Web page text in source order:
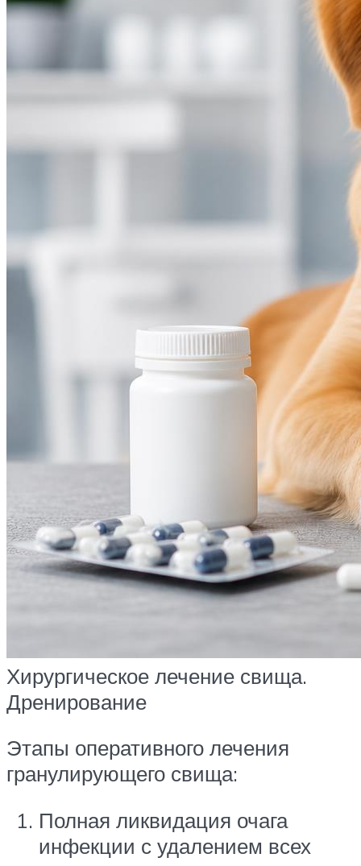
Хирургическое лечение свища.
Дренирование
Этапы оперативного лечения
гранулирующего свища:
Полная ликвидация очага
инфекции с удалением всех